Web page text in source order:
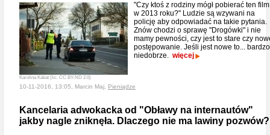
Karolina Kabat (lic. CC BY-ND 2.0)
"Czy ktoś z rodziny mógł pobierać ten film
w 2013 roku?" Ludzie są wzywani na
policję aby odpowiadać na takie pytania.
Znów chodzi o sprawę "Drogówki" i nie
mamy pewności, czy jest to stare czy
postępowanie. Jeśli jest nowe to... bardzo
niedobrze. więcej
10-11-2016, 13:05, Marcin Maj, Pieniądze
Kancelaria adwokacka od "Obławy na internautów"
jakby nagle zniknęła. Dlaczego nie ma lawiny pozwów?